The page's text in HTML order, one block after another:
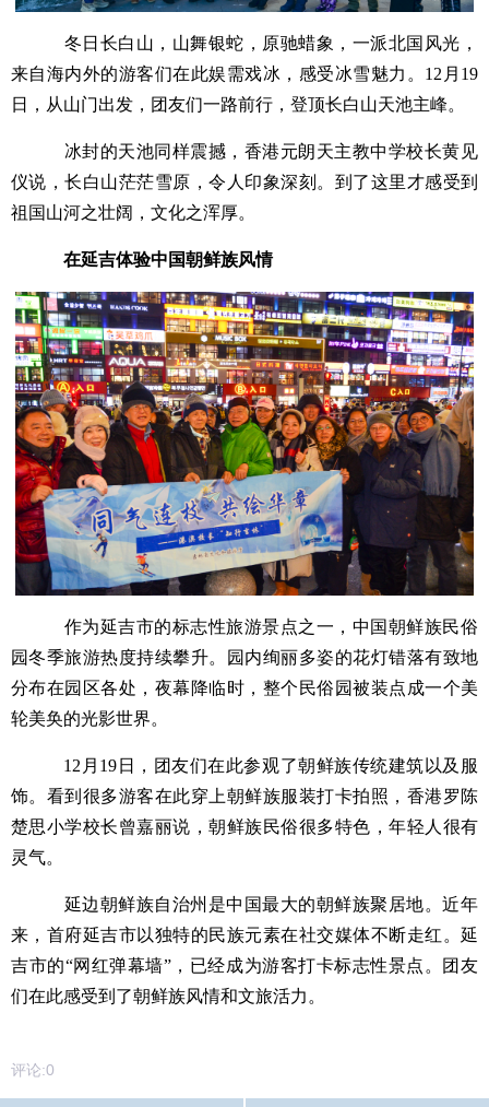
冬日长白山，山舞银蛇，原驰蜡象，一派北国风光，
来自海内外的游客们在此娱需戏冰，感受冰雪魅力。12月19
日，从山门出发，团友们一路前行，登顶长白山天池主峰。
冰封的天池同样震撼，香港元朗天主教中学校长黄见
仪说，长白山茫茫雪原，令人印象深刻。到了这里才感受到
祖国山河之壮阔，文化之浑厚。
在延吉体验中国朝鲜族风情
作为延吉市的标志性旅游景点之一，中国朝鲜族民俗
园冬季旅游热度持续攀升。园内绚丽多姿的花灯错落有致地
分布在园区各处，夜幕降临时，整个民俗园被装点成一个美
轮美奂的光影世界。
12月19日，团友们在此参观了朝鲜族传统建筑以及服
饰。看到很多游客在此穿上朝鲜族服装打卡拍照，香港罗陈
楚思小学校长曾嘉丽说，朝鲜族民俗很多特色，年轻人很有
灵气。
延边朝鲜族自治州是中国最大的朝鲜族聚居地。近年
来，首府延吉市以独特的民族元素在社交媒体不断走红。延
吉市的“网红弹幕墙”，已经成为游客打卡标志性景点。团友
们在此感受到了朝鲜族风情和文旅活力。
评论:0